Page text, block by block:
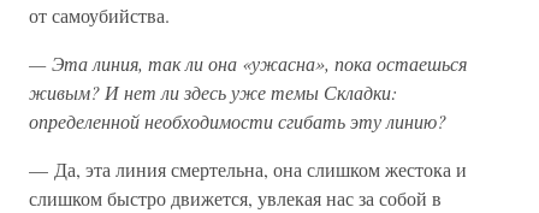
от самоубийства.
— Эта линия, так ли она «ужасна», пока остаешься
живым? И нет ли здесь уже темы Складки:
определенной необходимости сгибать эту линию?
— Да, эта линия смертельна, она слишком жестока и
слишком быстро движется, увлекая нас за собой в